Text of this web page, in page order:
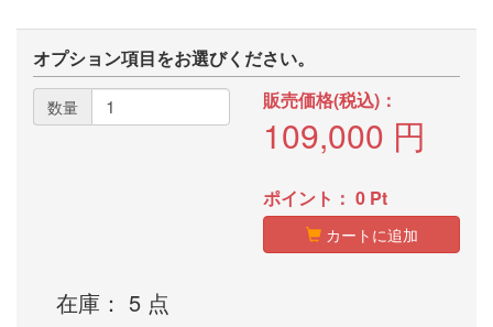
オプション項目をお選びください。
数量
在庫： 5 点
販売価格(税込)：
109,000 円
ポイント： 0 Pt
カートに追加